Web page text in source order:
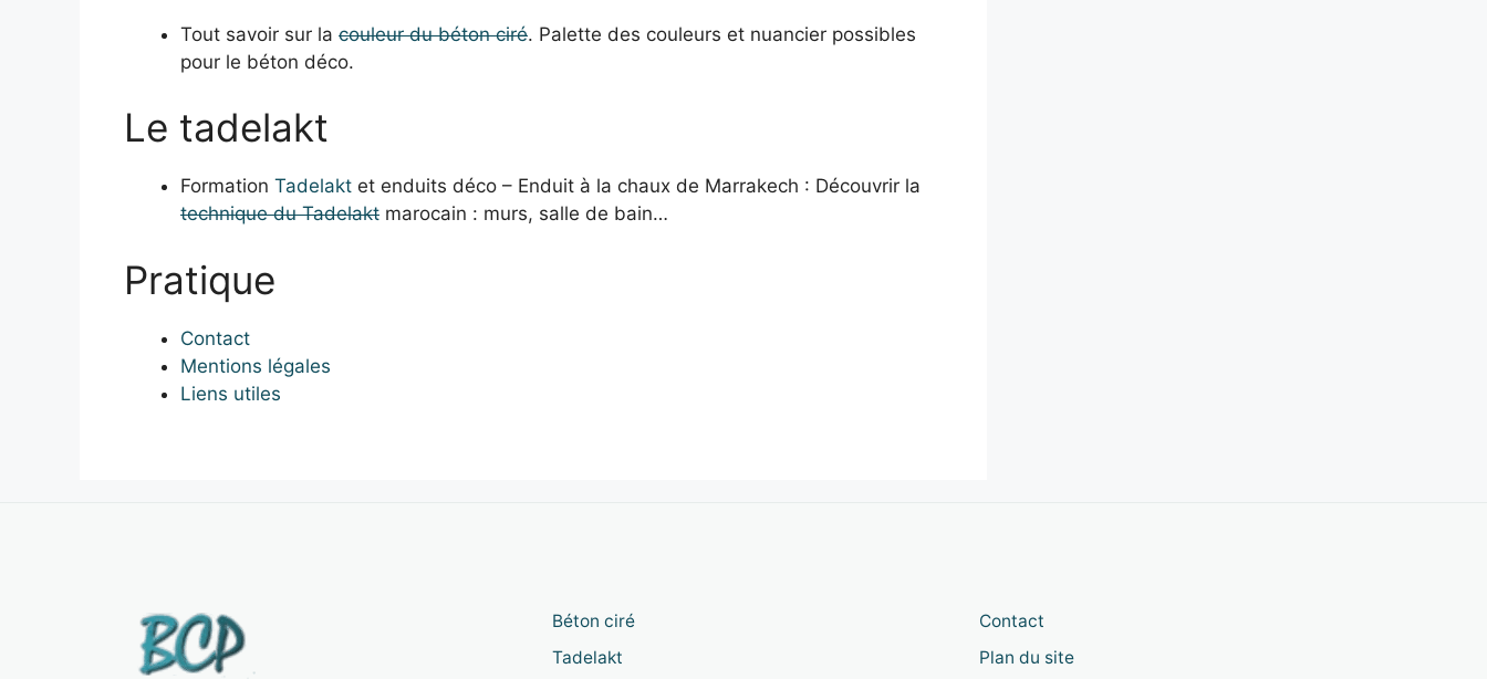
Tout savoir sur la couleur du béton ciré. Palette des couleurs et nuancier possibles
pour le béton déco.
Le tadelakt
Formation Tadelakt et enduits déco – Enduit à la chaux de Marrakech : Découvrir la
technique du Tadelakt marocain : murs, salle de bain…
Pratique
Contact
Mentions légales
Liens utiles
Béton ciré
Tadelakt
Contact
Plan du site